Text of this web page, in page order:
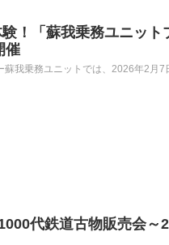
！「蘇我乗務ユニッ
催
蘇我乗務ユニットでは、2026年2月
代鉄道古物販売会